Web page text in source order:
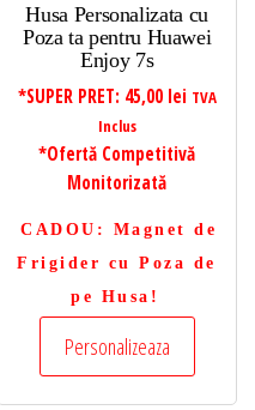
Husa Personalizata cu
Poza ta pentru Huawei
Enjoy 7s
*SUPER PRET: 45,00 lei TVA
Inclus
*Ofertă Competitivă
Monitorizată
CADOU : Magnet de
Frigider cu Poza de
pe Husa!
Personalizeaza